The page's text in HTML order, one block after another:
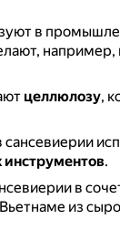
в
целлюлозу,
.
в
из